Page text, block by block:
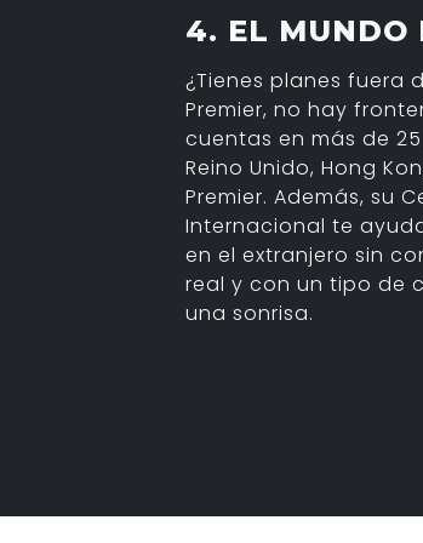
4. EL MUNDO
¿Tienes planes fuera
Premier, no hay
cuentas en más de 25
Reino Unido, Hong
Premier. Además, su
Internacional te
en el extranjero sin
real y con un tipo de
una sonrisa.